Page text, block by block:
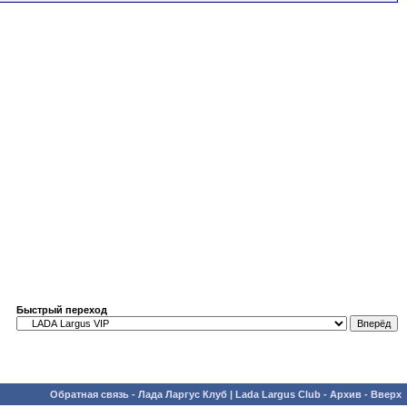
Быстрый переход
Обратная связь - Лада Ларгус Клуб | Lada Largus Club - Архив - Вверх